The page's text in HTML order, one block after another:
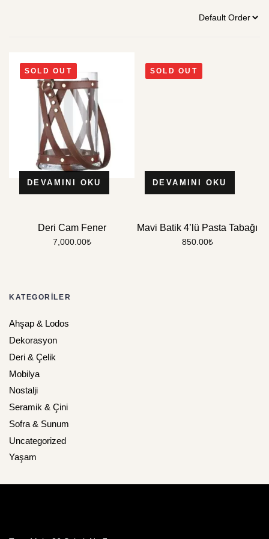
SOLD OUT
DEVAMINI OKU
Deri Cam Fener
7,000.00₺
SOLD OUT
DEVAMINI OKU
Mavi Batik 4’lü Pasta Tabağı
850.00₺
KATEGORILER
Ahşap & Lodos
Dekorasyon
Deri & Çelik
Mobilya
Nostalji
Seramik & Çini
Sofra & Sunum
Uncategorized
Yaşam